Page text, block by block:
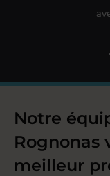
Notre
Rognonas
meilleur